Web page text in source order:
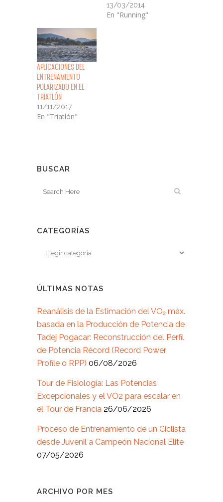
13/03/2014
En "Running"
Aplicaciones del
Entrenamiento
polarizado en el
triatlón
11/11/2017
En "Triatlón"
BUSCAR
CATEGORÍAS
ÚLTIMAS NOTAS
Reanálisis de la Estimación del VO₂ máx.
basada en la Producción de Potencia de
Tadej Pogacar: Reconstrucción del Perfil
de Potencia Récord (Record Power
Profile o RPP) 06/08/2026
Tour de Fisiología: Las Potencias
Excepcionales y el VO2 para escalar en
el Tour de Francia 26/06/2026
Proceso de Entrenamiento de un Ciclista
desde Juvenil a Campeón Nacional Elite
07/05/2026
ARCHIVO POR MES